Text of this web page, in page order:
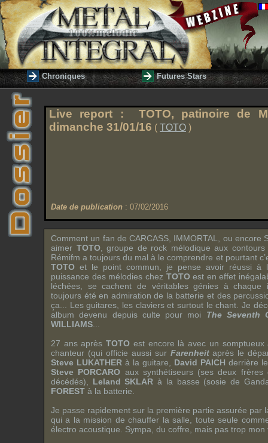
Chroniques Futures Stars
Live report : TOTO, patinoire de
dimanche 31/01/16 ( TOTO )
Date de publication : 07/02/2016
Comment un fan de CARCASS IMMORTAL , ou encore
aimer TOTO, groupe de rock mélodique aux
Rémifm a toujours du mal à le comprendre et pourtant
TOTO et le point commun, je pense avoir réussi à
puissance des mélodies chez TOTOest en effet
léchées, se cachent de véritables génies à chaque
toujours été en admiration de la batterie et des
ça... Les guitares, les claviers et surtout le chant. Je
album devenu depuis culte pour moi The Seventh
WILLIAMS
27 ans aprèsTOTO est encore là avec un
chanteur (qui officie aussi sur Farenheitaprès le
Steve LUKATHER à la guitare, David PAICH derrière
Steve PORCARO aux synthétiseurs (ses deux
décédés), Leland SKLAR à la basse (sosie de
FOREST à la batterie.
Je passe rapidement sur la première partie assurée par
qui a la mission de chauffer la salle, toute seule
électro acoustique. Sympa, du coffre, mais pas trop mon